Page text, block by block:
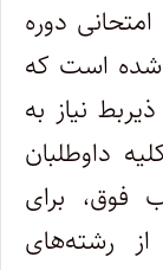
دوره
شده است که
نیاز به
داوطلبان
فوق، برای
رشته‌های